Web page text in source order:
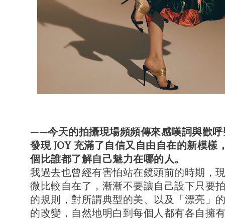
——今天的拍攝現場頻頻傳來感嘆詞與歡
發現 JOY 充滿了自信又自由自在的新模樣
個比誰都了解自己魅力在哪的人。
我過去也曾經有害怕站在鏡頭前的時期，
微比較自在了，漸漸不要讓自己設下只要
的規則，對所謂典型的美、以及「漂亮」
的改變，自然地明白到每個人都有各自擁